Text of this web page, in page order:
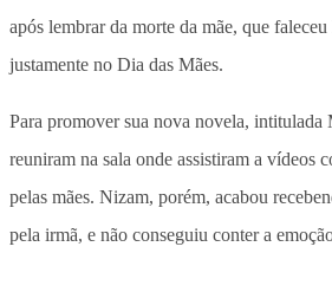
após lembrar da morte da mãe, que faleceu
justamente no Dia das Mães.
Para promover sua nova novela, intitulada
reuniram na sala onde assistiram a vídeos
pelas mães. Nizam, porém, acabou
pela irmã, e não conseguiu conter a